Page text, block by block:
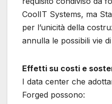
CoolIT Systems, ma
per l’unicità della
annulla le possibili vie
Effetti su costi e
I data center che
Forged possono: